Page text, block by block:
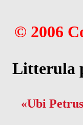
© 2006
Litterula
«Ubi